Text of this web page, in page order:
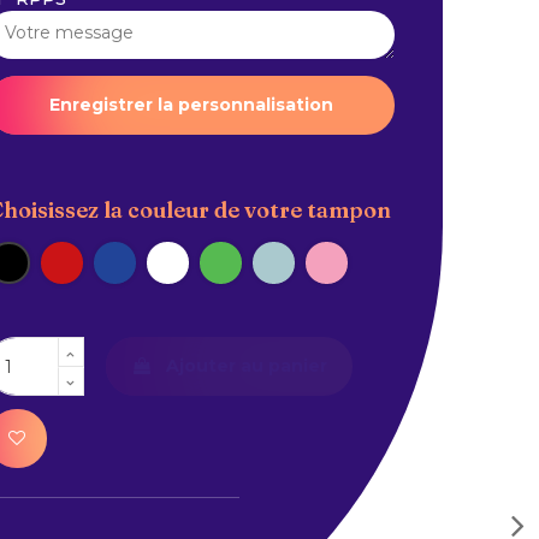
Enregistrer la personnalisation
la couleur de votre tampon
Noir Rouge Bleu Blanc Vert Bleu PastelRose Pastel